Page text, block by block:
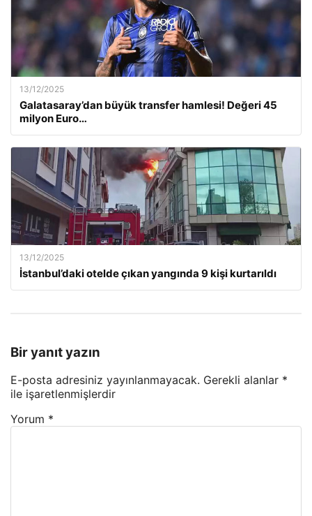
13/12/2025
Galatasaray’dan büyük transfer hamlesi! Değeri 45
milyon Euro…
13/12/2025
İstanbul’daki otelde çıkan yangında 9 kişi kurtarıldı
Bir yanıt yazın
E-posta adresiniz yayınlanmayacak. Gerekli alanlar *
ile işaretlenmişlerdir
Yorum *